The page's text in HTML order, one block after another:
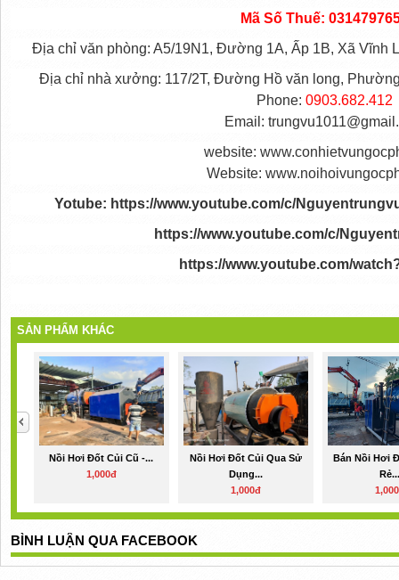
Mã Số Thuế:
Địa chỉ văn phòng: A5/19N1, Đường 1A, Ấp 1B, Xã Vĩnh
Địa chỉ nhà xưởng: 117/2T, Đường Hồ văn long,
Phone: 0903.682.412
Email:
website:
Website:
Yotube: https://www.youtube.com/c/
https://www.youtube.com/c/
https://www.youtube.com/
SẢN PHẨM KHÁC
Nồi Hơi Đốt Củi Cũ -...
1,000đ
Nồi Hơi Đốt Củi Qua Sử
Dụng...
1,000đ
Bán Nồi Hơi
BÌNH LUẬN QUA FACEBOOK